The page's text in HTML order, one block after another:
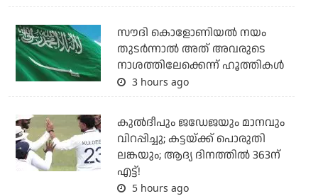
സൗദി കൊളോണിയല്‍ നയം
തുടര്‍ന്നാല്‍ അത് അവരുടെ
നാശത്തിലേക്കെന്ന് ഹൂത്തികള്‍
3 hours ago
കുല്‍ദീപും ജഡേജയും മാനവും
വിറപ്പിച്ചു; കട്ടയ്ക്ക് പൊരുതി
ലങ്കയും; ആദ്യ ദിനത്തില്‍ 363ന്
എട്ട്!
5 hours ago